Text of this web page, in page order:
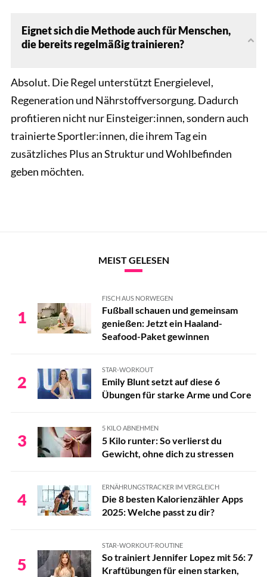
Eignet sich die Methode auch für Menschen,
die bereits regelmäßig trainieren?
Absolut. Die Regel unterstützt Energielevel,
Regeneration und Nährstoffversorgung. Dadurch
profitieren nicht nur Einsteiger:innen, sondern auch
trainierte Sportler:innen, die ihrem Tag ein
zusätzliches Plus an Struktur und Wohlbefinden
geben möchten.
MEIST GELESEN
1
FISCH AUS NORWEGEN
Fußball schauen und gemeinsam
genießen: Jetzt ein Haaland-
Seafood-Paket gewinnen
2
STAR-WORKOUT
Emily Blunt setzt auf diese 6
Übungen für starke Arme und Core
3
5 KILO ABNEHMEN
5 Kilo runter: So verlierst du
Gewicht, ohne dich zu stressen
4
ERNÄHRUNGSTRACKER IM VERGLEICH
Die 8 besten Kalorienzähler Apps
2025: Welche passt zu dir?
5
STAR-WORKOUT-ROUTINE
So trainiert Jennifer Lopez mit 56: 7
Kraftübungen für einen starken,